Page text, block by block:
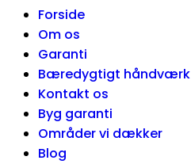
Forside
Om os
Garanti
Bæredygtigt håndværk
Kontakt os
Byg garanti
Områder vi dækker
Blog